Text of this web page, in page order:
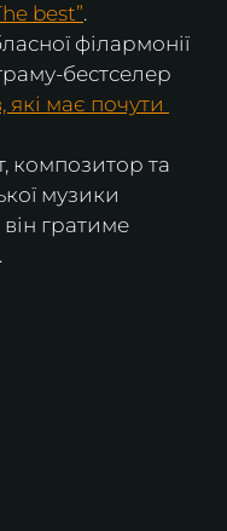
best”.
філармонії
бестселер
має почути
композитор та
музики
гратиме
.